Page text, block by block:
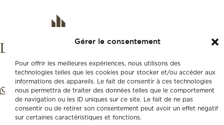
Gérer le consentement
Pour offrir les meilleures expériences, nous utilisons des
technologies telles que les cookies pour stocker et/ou accéder aux
informations des appareils. Le fait de consentir à ces technologies
nous permettra de traiter des données telles que le comportement
de navigation ou les ID uniques sur ce site. Le fait de ne pas
consentir ou de retirer son consentement peut avoir un effet négatif
sur certaines caractéristiques et fonctions.